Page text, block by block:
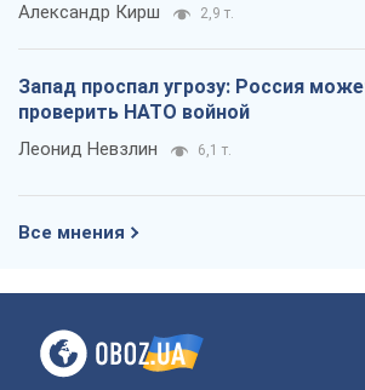
Александр Кирш 2,9 т.
Запад проспал угрозу: Россия
проверить НАТО войной
Леонид Невзлин 6,1 т.
Все мнения